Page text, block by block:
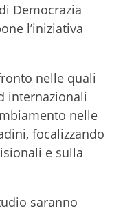
Democrazia
l’iniziativa
nelle quali
internazionali
nelle
focalizzando
e sulla
saranno